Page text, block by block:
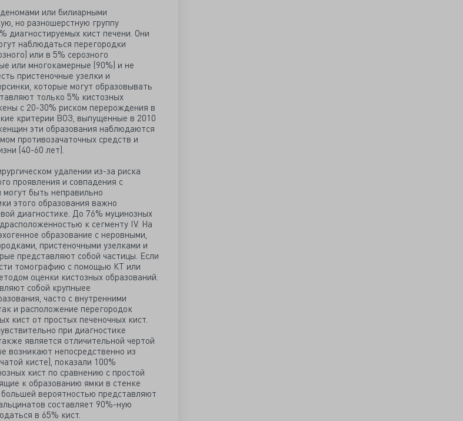
или билиарными
но разношерстную группу
диагностируемых кист печени. Они
наблюдаться перегородки
или в 5% серозного
или многокамерные (90%) и не
пристеночные узелки и
которые могут образовывать
только 5% кистозных
с 20-30% риском перерождения в
критерии ВОЗ, выпущенные в 2010
эти образования наблюдаются
противозачаточных средств и
(40-60 лет).
удалении из-за риска
проявления и совпадения с
быть неправильно
этого образования важно
диагностике. До 76% муцинозных
к сегменту IV. На
образование с неровными,
пристеночными узелками и
представляют собой частицы. Если
томографию с помощью КТ или
оценки кистозных образований.
собой крупныее
часто с внутренними
и расположение перегородок
кист от простых печеночных кист.
при диагностике
является отличительной чертой
возникают непосредственно из
кисте), показали 100%
кист по сравнению с простой
к образованию ямки в стенке
вероятностью представляют
составляет 90%-ную
в 65% кист.